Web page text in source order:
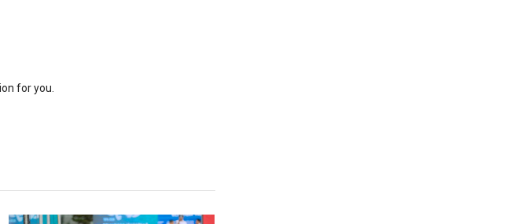
for you.